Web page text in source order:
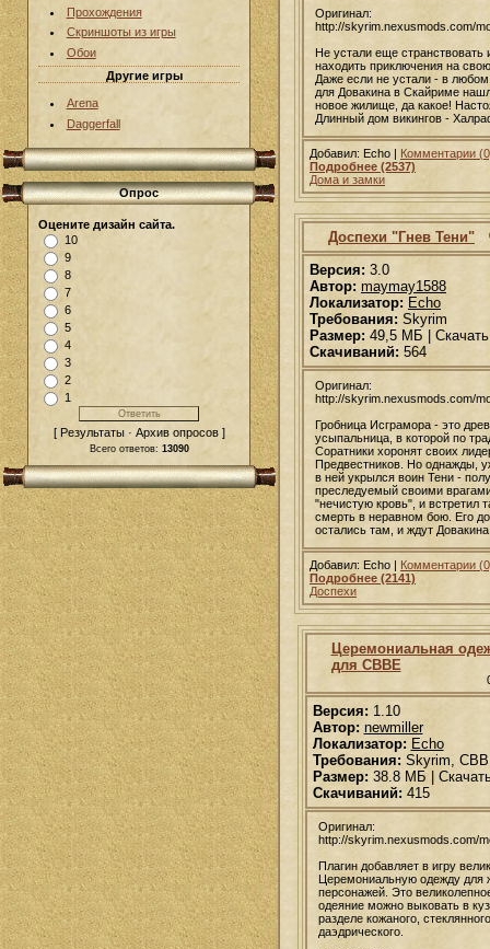
Прохождения
Скриншоты из игры
Обои
Другие игры
Arena
Daggerfall
Опрос
Оцените дизайн сайта.
10
9
8
7
6
5
4
3
2
1
[ Результаты · Архив опросов ]
Всего ответов: 13090
Оригинал:
http://skyrim.nexusmods.com/
Не устали еще странствовать
находить приключения на
Даже если не устали - в
для Довакина в Скайриме
новое жилище, да какое!
Длинный дом викингов -
Добавил: Echo | Комментарии
Подробнее (2537)
Дома и замки
Доспехи "Гнев Тени"
Версия: 3.0
Автор: maymay1588
Локализатор: Echo
Требования: Skyrim
Размер: 49,5 МБ | Скачать
Скачиваний: 564
Оригинал:
http://skyrim.nexusmods.com/
Гробница Исграмора - это
усыпальница, в которой по
Соратники хоронят своих
Предвестников. Но однажды,
в ней укрылся воин Тени -
преследуемый своими
"нечистую кровь", и встретил
смерть в неравном бою. Его
остались там, и ждут
Добавил: Echo | Комментарии
Подробнее (2141)
Доспехи
Церемониальная
для СВВЕ
Версия: 1.10
Автор: newmiller
Локализатор: Echo
Требования: Skyrim,
Размер: 38.8 МБ |
Скачиваний: 415
Оригинал:
http://skyrim.nexusmods.com/
Плагин добавляет в игру
Церемониальную одежду для
персонажей. Это
одеяние можно выковать в
разделе кожаного,
даэдрического.